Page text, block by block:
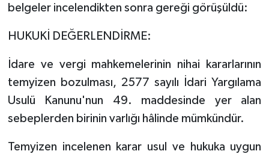
belgeler incelendikten sonra gereği görüşüldü:
HUKUKİ DEĞERLENDİRME:
İdare ve vergi mahkemelerinin nihai kararlarının
temyizen bozulması, 2577 sayılı İdari Yargılama
Usulü Kanunu'nun 49. maddesinde yer alan
sebeplerden birinin varlığı hâlinde mümkündür.
Temyizen incelenen karar usul ve hukuka uygun